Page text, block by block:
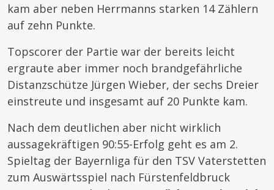
kam aber neben Herrmanns starken 14 Zählern
auf zehn Punkte.
Topscorer der Partie war der bereits leicht
ergraute aber immer noch brandgefährliche
Distanzschütze Jürgen Wieber, der sechs Dreier
einstreute und insgesamt auf 20 Punkte kam.
Nach dem deutlichen aber nicht wirklich
aussagekräftigen 90:55-Erfolg geht es am 2.
Spieltag der Bayernliga für den TSV Vaterstetten
zum Auswärtsspiel nach Fürstenfeldbruck